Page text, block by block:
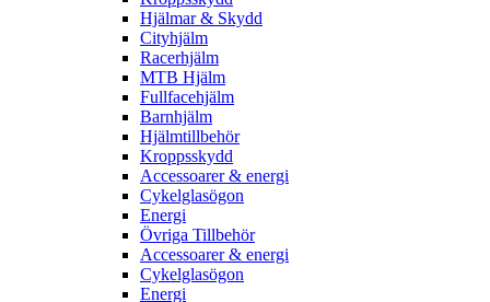
Hjälmar & Skydd
Cityhjälm
Racerhjälm
MTB Hjälm
Fullfacehjälm
Barnhjälm
Hjälmtillbehör
Kroppsskydd
Accessoarer & energi
Cykelglasögon
Energi
Övriga Tillbehör
Accessoarer & energi
Cykelglasögon
Energi